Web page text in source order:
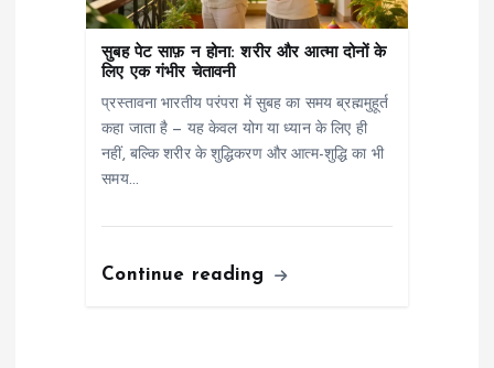
सुबह पेट साफ़ न होना: शरीर और आत्मा दोनों के
लिए एक गंभीर चेतावनी
प्रस्तावना भारतीय परंपरा में सुबह का समय ब्रह्ममुहूर्त
कहा जाता है — यह केवल योग या ध्यान के लिए ही
नहीं, बल्कि शरीर के शुद्धिकरण और आत्म-शुद्धि का भी
समय…
Continue reading